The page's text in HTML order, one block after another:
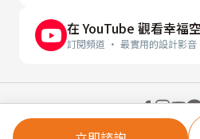
在 YouTube 觀看幸福
訂閱頻道 · 最實用的設計影音
© 2026 幸福空間